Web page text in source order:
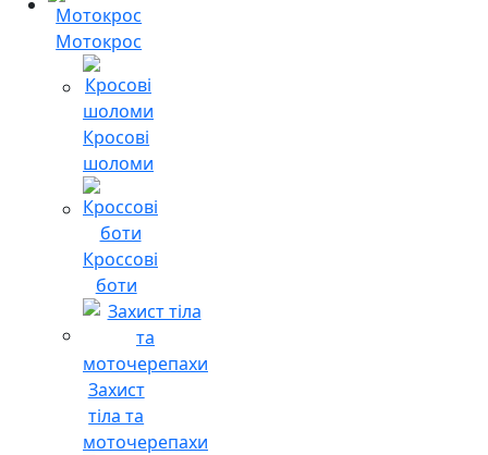
Мотокрос
Кросові
шоломи
Кроссові
боти
Захист
тіла та
моточерепахи